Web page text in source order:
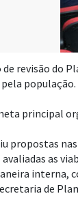
de revisão do
principal
propostas
as
interna,
de